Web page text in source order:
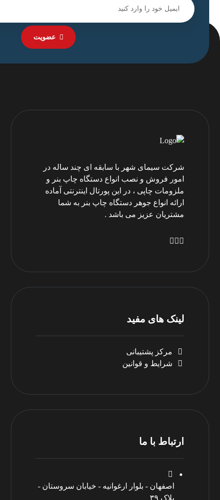
عضویت
شرکت سیمای شهر با سابقه ای چند ساله در
امور فروش و نصب انواع دستگاه چاپ بنر و
ملزومات چاپی ، در این پورتال اینترنتی آماده
ارائه انواع جوهر دستگاه چاپ بنر به شما
مشتریان عزیز می باشد .
لینک های مفید
مرکز پشتیبانی
شرایط و قوانین
ارتباط با ما
اصفهان - بلوار ارغوانیه - خیابان سروستان -
پلاک ۳۹